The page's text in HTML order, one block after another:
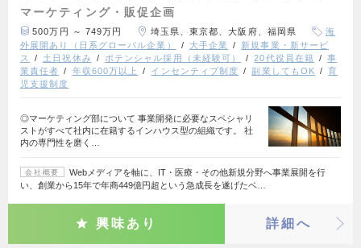
マーケティング・販促企画
500万円 ～ 749万円 埼玉県、東京都、大阪府、福岡県
海
外展開あり（日系グローバル企業）
大手企業
新規事業・新サービ
ス
土日祝休み ポテンシャル採用（未経験可） 20代役員在籍
事
業責任者
年収600万以上 インセンティブ制度 副業してもOK
育
児支援制度
◎マーケティング部について 事業開発に必要なスペシャリ
ストがすべて社内に在籍するインハウス型の組織です。 社
内の専門性を磨く…
会社概要
Webメディアを軸に、IT・医療・その他新規分野へ事業展開を行
い、創業から15年で年商449億円超という急成長を遂げたベ…
興味あり 詳細へ